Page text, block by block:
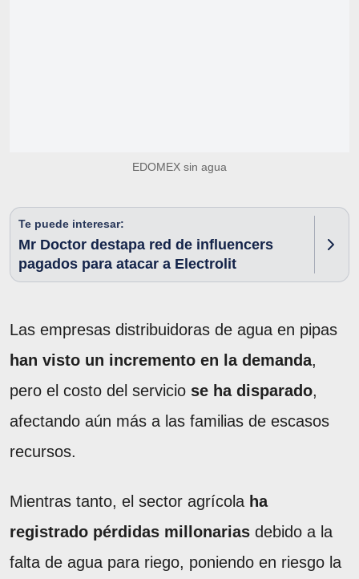
EDOMEX sin agua
Te puede interesar:
Mr Doctor destapa red de influencers
pagados para atacar a Electrolit
Las empresas distribuidoras de agua en pipas
han visto un incremento en la demanda,
pero el costo del servicio se ha disparado,
afectando aún más a las familias de escasos
recursos.
Mientras tanto, el sector agrícola ha
registrado pérdidas millonarias debido a la
falta de agua para riego, poniendo en riesgo la